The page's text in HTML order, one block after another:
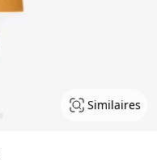
Similaires